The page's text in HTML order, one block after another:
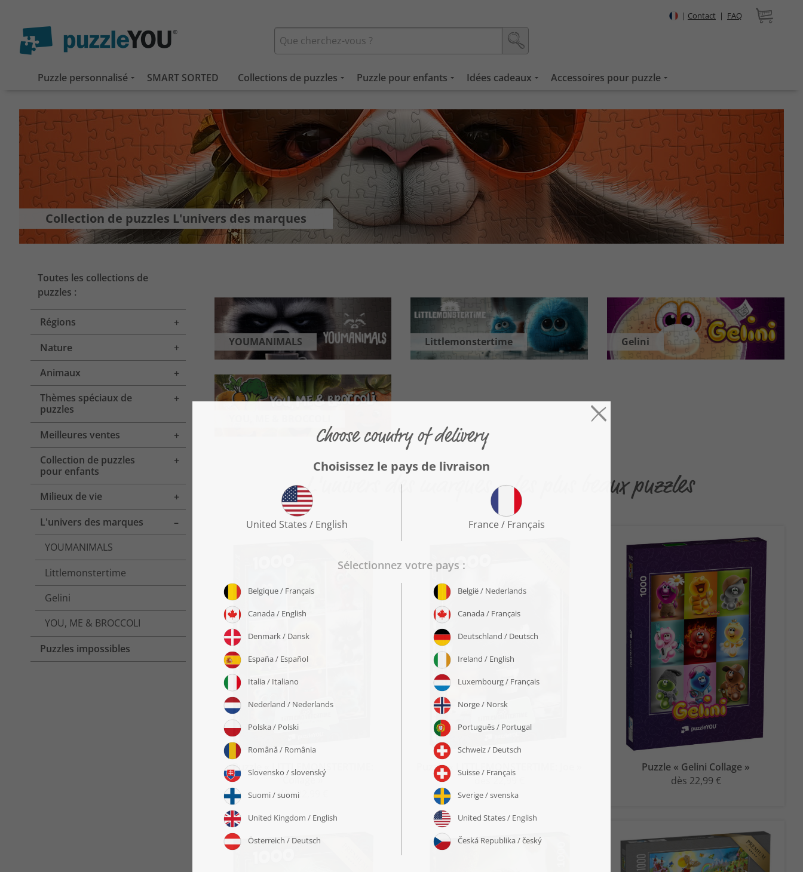
| Contact | FAQ
Puzzle personnalisé SMART SORTED Collections de puzzles Puzzle pour enfants Idées cadeaux Accessoires pour puzzle
Collection de puzzles L'univers des marques
Toutes les collections de
puzzles :
Régions
Toggle menu
Nature
Toggle menu
Animaux
Toggle menu
Thèmes spéciaux de
puzzles
Toggle menu
Meilleures ventes
Toggle menu
Collection de puzzles
pour enfants
Toggle menu
Milieux de vie
Toggle menu
L'univers des marques
Toggle menu
YOUMANIMALS
Littlemonstertime
Gelini
YOU, ME & BROCCOLI
Puzzles impossibles
YOUMANIMALS Littlemonstertime Gelini
L'univers des marques - les plus beaux puzzles
Puzzle « LITTLEMONSTERTIME:
Collage »
dès 22,99 €
Puzzle « LITTLEMONSTERTIME: Joe »
dès 22,99 €
Puzzle « Gelini Collage »
dès 22,99 €